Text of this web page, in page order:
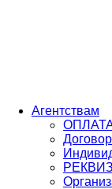
Агентствам
ОПЛАТА